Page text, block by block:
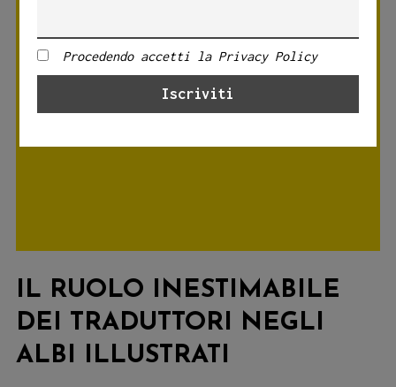
IL RUOLO INESTIMABILE
DEI TRADUTTORI NEGLI
ALBI ILLUSTRATI
Procedendo accetti la Privacy Policy